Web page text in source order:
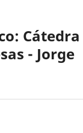
Cátedra
- Jorge